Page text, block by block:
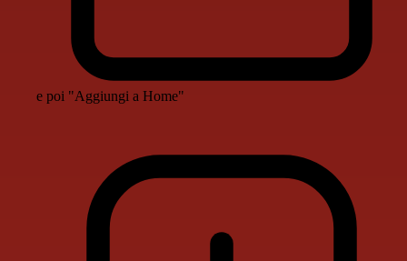
e poi "Aggiungi a Home"